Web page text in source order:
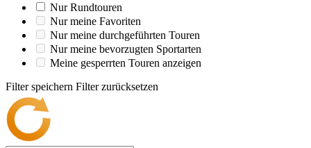
Nur Rundtouren
Nur meine Favoriten
Nur meine durchgeführten Touren
Nur meine bevorzugten Sportarten
Meine gesperrten Touren anzeigen
Filter speichern Filter zurücksetzen